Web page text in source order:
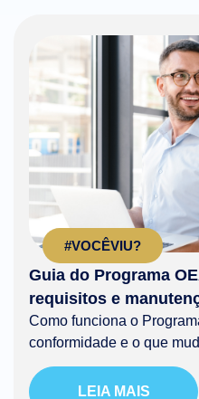
#VOCÊVIU?
Guia do Programa
requisitos e
Como funciona o
conformidade e o que
LEIA MAIS